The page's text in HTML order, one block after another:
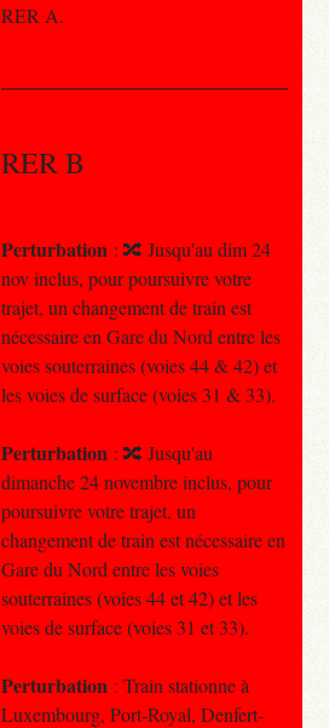
RER A.
RER B
Perturbation : 🔀 Jusqu'au dim 24
nov inclus, pour poursuivre votre
trajet, un changement de train est
nécessaire en Gare du Nord entre les
voies souterraines (voies 44 & 42) et
les voies de surface (voies 31 & 33).
Perturbation : 🔀 Jusqu'au
dimanche 24 novembre inclus, pour
poursuivre votre trajet, un
changement de train est nécessaire en
Gare du Nord entre les voies
souterraines (voies 44 et 42) et les
voies de surface (voies 31 et 33).
Perturbation : Train stationne à
Luxembourg, Port-Royal, Denfert-